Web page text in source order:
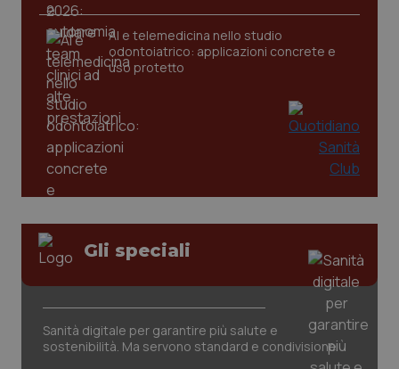
AI e telemedicina nello studio
odontoiatrico: applicazioni concrete e
uso protetto
Gli speciali
Sanità digitale per garantire più salute e
sostenibilità. Ma servono standard e condivisione
tracking-enable
.quotidianosanita.it